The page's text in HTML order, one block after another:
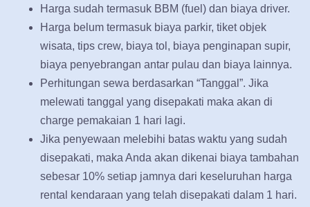
Harga sudah termasuk BBM (fuel) dan biaya driver.
Harga belum termasuk biaya parkir, tiket objek
wisata, tips crew, biaya tol, biaya penginapan supir,
biaya penyebrangan antar pulau dan biaya lainnya.
Perhitungan sewa berdasarkan “Tanggal”. Jika
melewati tanggal yang disepakati maka akan di
charge pemakaian 1 hari lagi.
Jika penyewaan melebihi batas waktu yang sudah
disepakati, maka Anda akan dikenai biaya tambahan
sebesar 10% setiap jamnya dari keseluruhan harga
rental kendaraan yang telah disepakati dalam 1 hari.